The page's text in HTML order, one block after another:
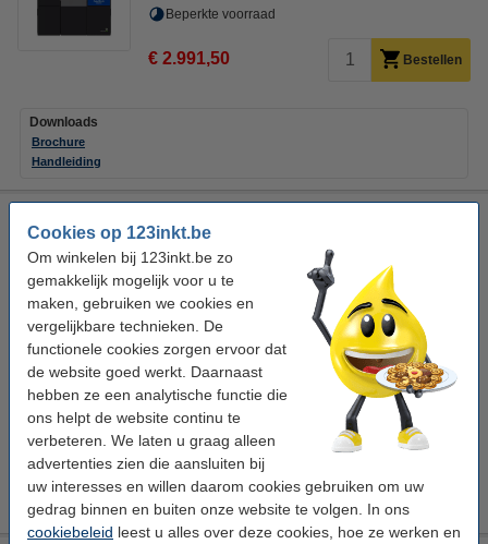
Cookies op 123inkt.be
Om winkelen bij 123inkt.be zo
gemakkelijk mogelijk voor u te
maken, gebruiken we cookies en
vergelijkbare technieken. De
functionele cookies zorgen ervoor dat
de website goed werkt. Daarnaast
hebben ze een analytische functie die
ons helpt de website continu te
verbeteren. We laten u graag alleen
advertenties zien die aansluiten bij
uw interesses en willen daarom cookies gebruiken om uw
gedrag binnen en buiten onze website te volgen. In ons
cookiebeleid leest u alles over deze cookies, hoe ze werken en
Beperkte voorraad
€ 2.991,50 Bestellen
Downloads
Brochure
Handleiding
Epson Geen
Bekijk de specificaties en omschrijving
€ 2.075,50 Bestellen
Downloads
Datasheet (EN)
Handleiding